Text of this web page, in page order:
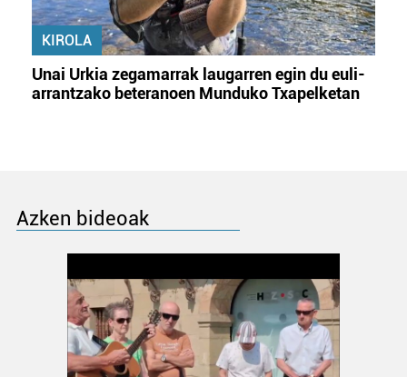
KIROLA
Unai Urkia zegamarrak laugarren egin du euli-
arrantzako beteranoen Munduko Txapelketan
Azken bideoak